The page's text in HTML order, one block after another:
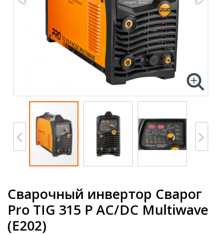
Сварочный инвертор Сварог
Pro TIG 315 P AC/DC Multiwave
(E202)